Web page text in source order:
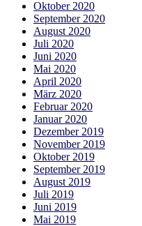
Oktober 2020
September 2020
August 2020
Juli 2020
Juni 2020
Mai 2020
April 2020
März 2020
Februar 2020
Januar 2020
Dezember 2019
November 2019
Oktober 2019
September 2019
August 2019
Juli 2019
Juni 2019
Mai 2019